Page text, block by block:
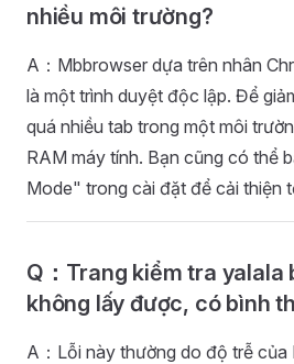
nhiều môi trường?
A：Mbbrowser dựa trên nhân
là một trình duyệt độc lập. Để
quá nhiều tab trong một môi
RAM máy tính. Bạn cũng có thể
Mode" trong cài đặt để cải thiện
Q：Trang kiểm tra yalala
không lấy được, có bình
A：Lỗi này thường do độ trễ của